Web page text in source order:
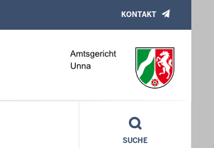
KONTAKT
SUCHE